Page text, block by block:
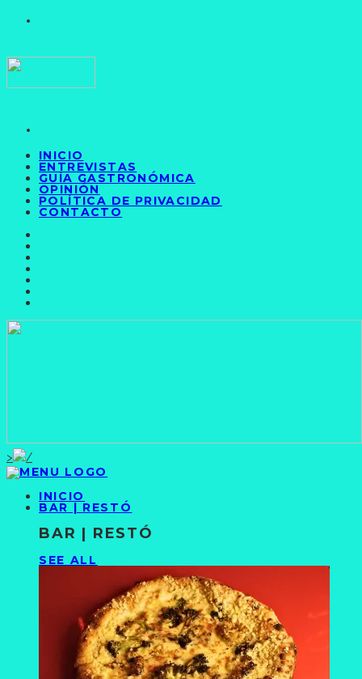
INICIO
ENTREVISTAS
GUÍA GASTRONÓMICA
OPINIÓN
POLÍTICA DE PRIVACIDAD
CONTACTO
>
INICIO
BAR | RESTÓ
BAR | RESTÓ
SEE ALL